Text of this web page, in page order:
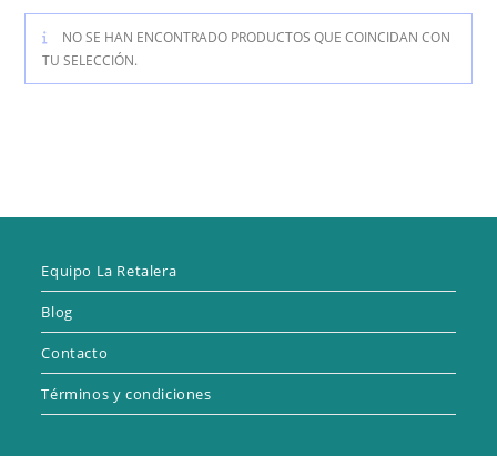
NO SE HAN ENCONTRADO PRODUCTOS QUE COINCIDAN CON
TU SELECCIÓN.
Equipo La Retalera
Blog
Contacto
Términos y condiciones